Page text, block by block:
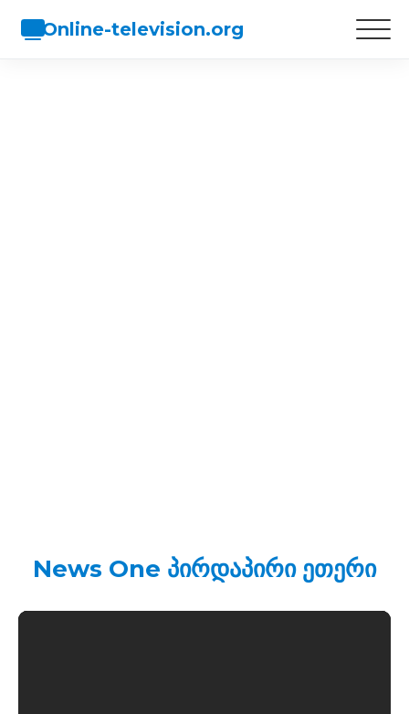
Online-television.org
News One პირდაპირი ეთერი